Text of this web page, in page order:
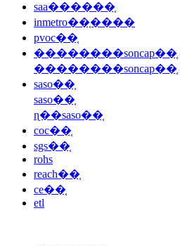
saa������֤
inmetro��֤����
pvoc��֤
��������soncap��֤
��������soncap��֤
saso��֤
saso��֤
ɳ��saso��֤
coc��֤
sgs��֤
rohs
reach��֤
ce��֤
etl